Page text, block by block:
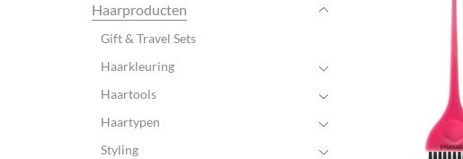
Haarproducten
Gift & Travel Sets
Haarkleuring
Haartools
Haartypen
Styling